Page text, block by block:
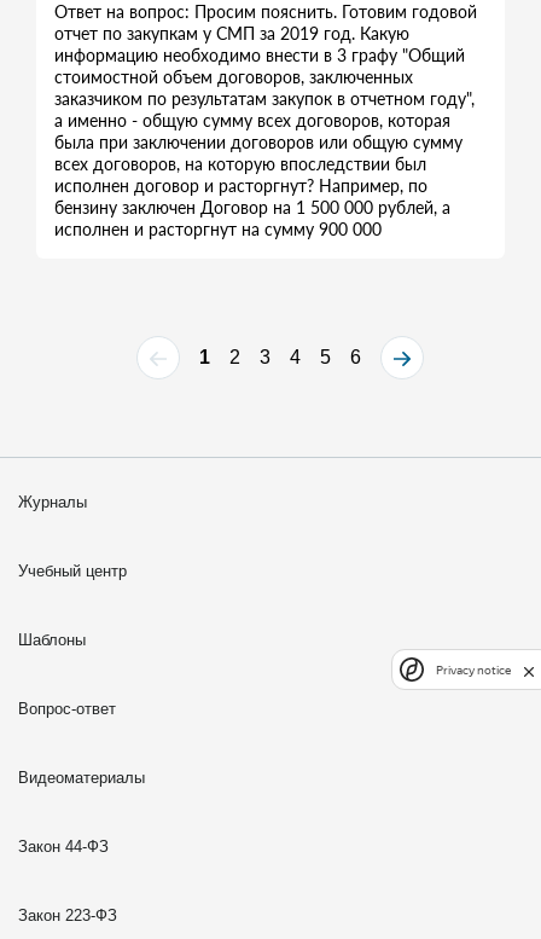
Ответ на вопрос: Просим пояснить. Готовим годовой
отчет по закупкам у СМП за 2019 год. Какую
информацию необходимо внести в 3 графу "Общий
стоимостной объем договоров, заключенных
заказчиком по результатам закупок в отчетном году",
а именно - общую сумму всех договоров, которая
была при заключении договоров или общую сумму
всех договоров, на которую впоследствии был
исполнен договор и расторгнут? Например, по
бензину заключен Договор на 1 500 000 рублей, а
исполнен и расторгнут на сумму 900 000
1 2 3 4 5 6
Журналы
Учебный центр
Шаблоны
Вопрос-ответ
Видеоматериалы
Закон 44-ФЗ
Закон 223-ФЗ
Privacy notice